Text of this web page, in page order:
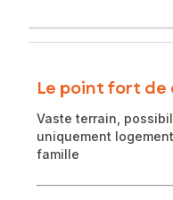
Le point fort
Vaste terrain,
uniquement
famille